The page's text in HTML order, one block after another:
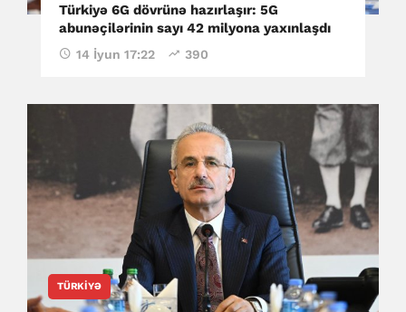
Türkiyə 6G dövrünə hazırlaşır: 5G
abunəçilərinin sayı 42 milyona yaxınlaşdı
14 İyun 17:22 390
TÜRKIYƏ